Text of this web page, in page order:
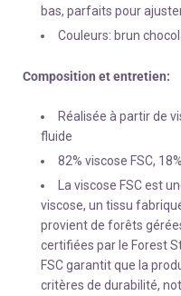
bas, parfaits pour
Couleurs: brun
Composition et entretien:
Réalisée à partir de
fluide
82% viscose FSC,
La viscose FSC est
viscose, un tissu
provient de forêts
certifiées par le Forest
FSC garantit que la
critères de durabilité,